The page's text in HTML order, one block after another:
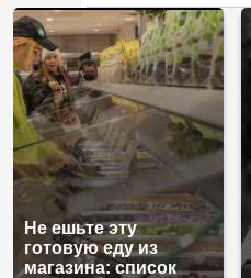
Не ешьте эту
готовую еду из
магазина: список